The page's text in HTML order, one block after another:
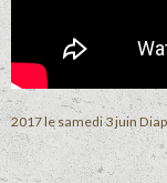
2017 le samedi 3 juin